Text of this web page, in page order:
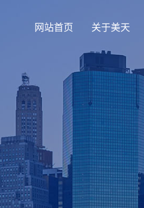
网站首页 关于美天